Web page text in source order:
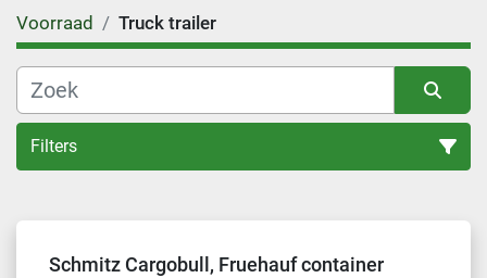
Voorraad Truck trailer
Filters
Schmitz Cargobull, Fruehauf container